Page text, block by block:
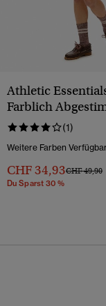
Athletic
Farblich
Stickerei
(1)
Weitere Farben
CHF 34,93Preis
CHF 49,90
Du Sparst 30 %